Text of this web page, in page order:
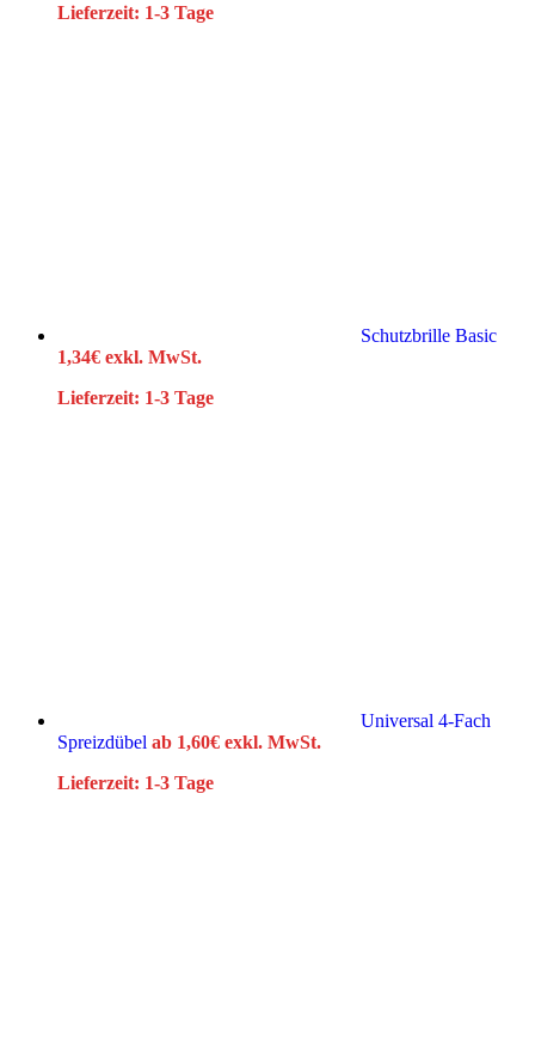
Lieferzeit: 1-3 Tage
Schutzbrille Basic
1,34€ exkl. MwSt.
Lieferzeit: 1-3 Tage
Universal 4-Fach
Spreizdübel ab 1,60€ exkl. MwSt.
Lieferzeit: 1-3 Tage